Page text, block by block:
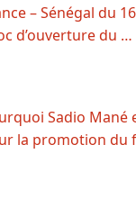
– Sénégal du
d’ouverture du …
Sadio Mané
la promotion du